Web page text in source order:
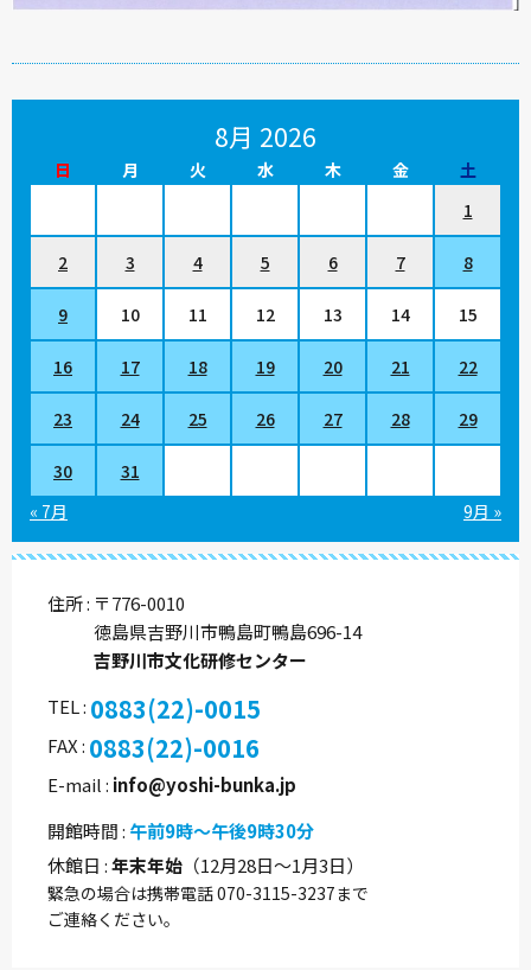
8月 2026
日 月 火 水 木 金
土
1
2 3 4 5 6 7 8
9 10 11 12 13 14 15
16 17 18 19 20 21 22
23 24 25 26 27 28 29
30
31
« 7月
9月 »
住所 〒776-0010
徳島県吉野川市鴨島町鴨島696-14
吉野川市文化研修センター
TEL 0883(22)-0015
FAX 0883(22)-0016
E-mail info@yoshi-bunka.jp
開館時間 午前9時～午後9時30分
休館日 年末年始 （12月28日～1月3日）
緊急の場合は携帯電話 070-3115-3237まで
ご連絡ください。